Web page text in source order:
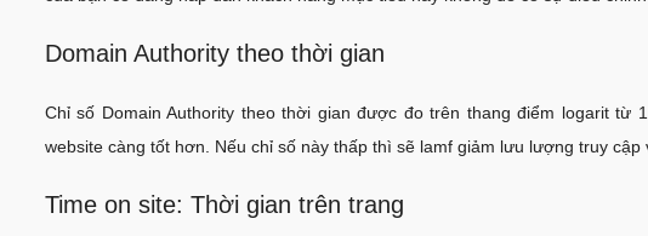
Domain Authority theo thời gian
Chỉ số Domain Authority theo thời gian được đo trên thang điểm logarit
website càng tốt hơn. Nếu chỉ số này thấp thì sẽ lamf giảm lưu lượng truy cập
Time on site: Thời gian trên trang